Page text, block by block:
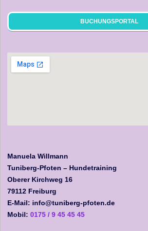
BUCHUNGSPORTAL
Manuela Willmann
Tuniberg-Pfoten – Hundetraining
Oberer Kirchweg 16
79112 Freiburg
E-Mail: info@tuniberg-pfoten.de
Mobil: 0175 / 9 45 45 45